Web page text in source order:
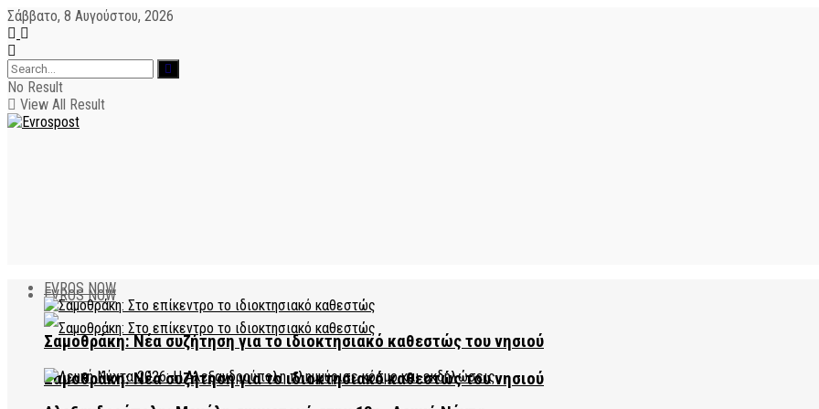
Σάββατο, 8 Αυγούστου, 2026
No Result
View All Result
EVROS NOW
Σαμοθράκη: Νέα συζήτηση για το ιδιοκτησιακό καθεστώς του νησιού
EVROS NOW
Σαμοθράκη: Νέα συζήτηση για το ιδιοκτησιακό καθεστώς του νησιού